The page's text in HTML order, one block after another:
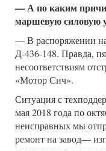
— А по каким
маршевую силовую
— В распоряжении
Д-436-148. Правда,
несоответствиям
«Мотор Сич».
Ситуация с
мая 2018 года по
неисправных мы
ремонт на завод—